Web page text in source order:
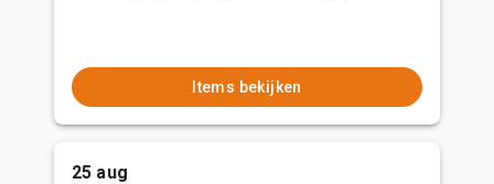
Items bekijken
25 aug